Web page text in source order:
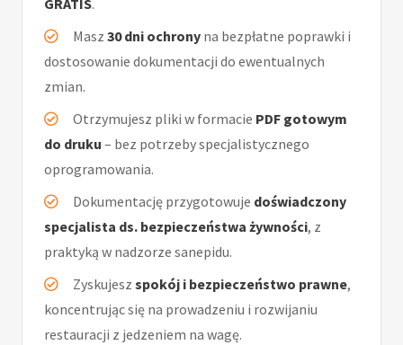
GRATIS.
Masz 30 dni ochrony na bezpłatne poprawki i
dostosowanie dokumentacji do ewentualnych
zmian.
Otrzymujesz pliki w formacie PDF gotowym
do druku – bez potrzeby specjalistycznego
oprogramowania.
Dokumentację przygotowuje doświadczony
specjalista ds. bezpieczeństwa żywności, z
praktyką w nadzorze sanepidu.
Zyskujesz spokój i bezpieczeństwo prawne,
koncentrując się na prowadzeniu i rozwijaniu
restauracji z jedzeniem na wagę.